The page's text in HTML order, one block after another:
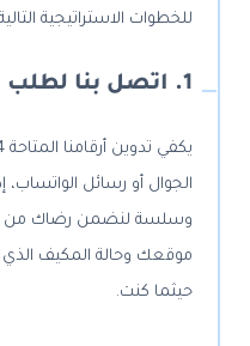
للخطوات الاستراتيجية
1. اتصل بنا لطلب الخدمة
الجوال أو رسائل
وسلسة لنضمن رضاك من
موقعك وحالة المكيف الذي
حيثما كنت.